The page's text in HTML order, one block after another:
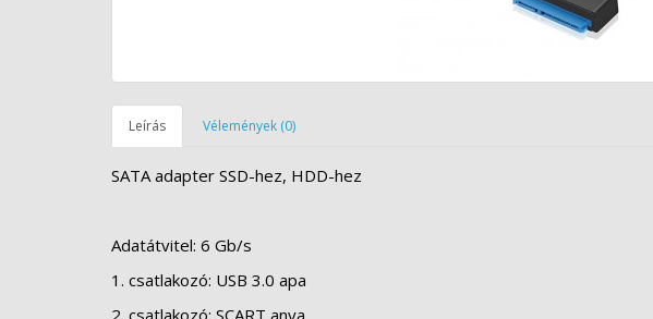
Leírás Vélemények (0)
SATA adapter SSD-hez, HDD-hez
Adatátvitel: 6 Gb/s
1. csatlakozó: USB 3.0 apa
2. csatlakozó: SCART anya